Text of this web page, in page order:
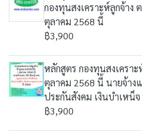
กองทุนสงเคราะห์ลูกจ้าง
ตุลาคม 2568 นี้
฿3,900
หลักสูตร กองทุนสงเครา
ตุลาคม 2568 นี้ นายจ้าง
ประกันสังคม เงินบำเหน็
฿3,900